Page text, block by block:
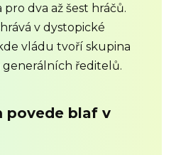
dva až šest hráčů.
v dystopické
vládu tvoří skupina
ředitelů.
povede blaf v